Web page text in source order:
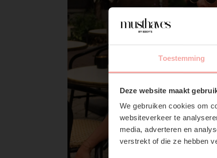
Toestemming
Deze website maakt
We gebruiken cookies om
websiteverkeer te
media, adverteren en
verstrekt of die ze hebben